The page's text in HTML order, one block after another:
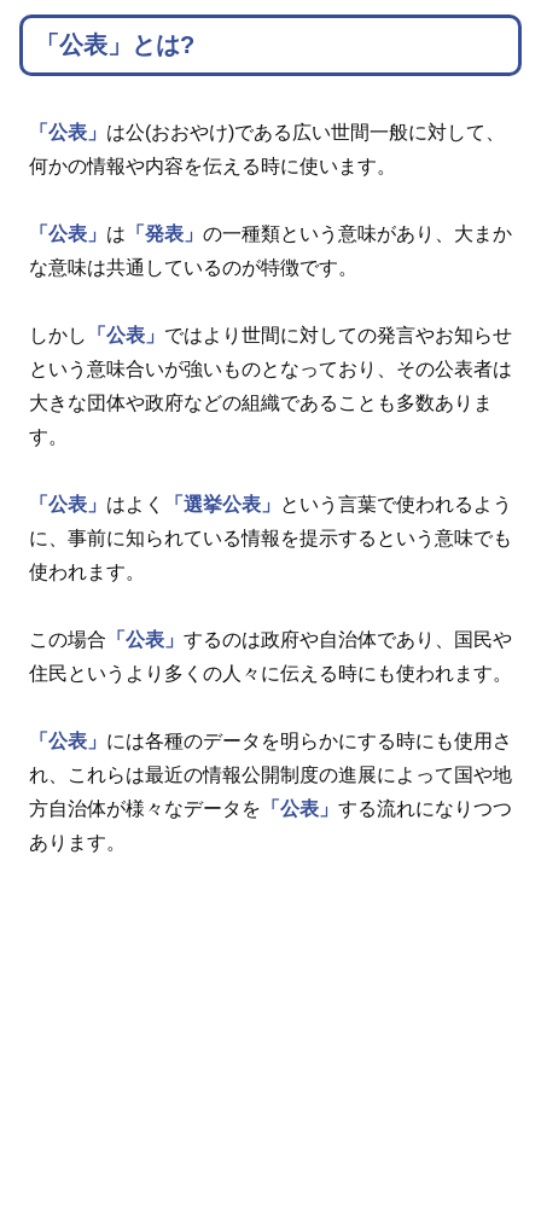
「公表」とは?
「公表」 は公(おおやけ)である広い世間一般に対して、
何かの情報や内容を伝える時に使います。
「公表」 は 「発表」 の一種類という意味があり、大まか
な意味は共通しているのが特徴です。
しかし 「公表」 ではより世間に対しての発言やお知らせ
という意味合いが強いものとなっており、その公表者は
大きな団体や政府などの組織であることも多数ありま
す。
「公表」 はよく 「選挙公表」
という言葉で使われるよう
に、事前に知られている情報を提示するという意味でも
使われます。
この場合 「公表」 するのは政府や自治体であり、国民や
住民というより多くの人々に伝える時にも使われます。
「公表」 には各種のデータを明らかにする時にも使用さ
れ、これらは最近の情報公開制度の進展によって国や地
方自治体が様々なデータを 「公表」 する流れになりつつ
あります。